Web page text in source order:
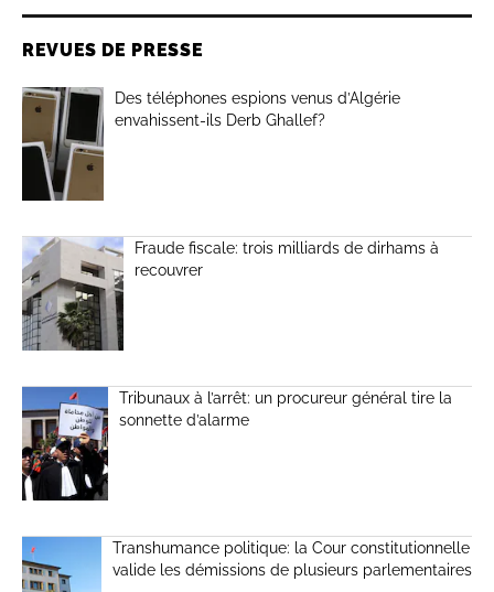
REVUES DE PRESSE
Des téléphones espions venus d’Algérie
envahissent-ils Derb Ghallef?
Fraude fiscale: trois milliards de dirhams à
recouvrer
Tribunaux à l’arrêt: un procureur général tire la
sonnette d’alarme
Transhumance politique: la Cour constitutionnelle
valide les démissions de plusieurs parlementaires